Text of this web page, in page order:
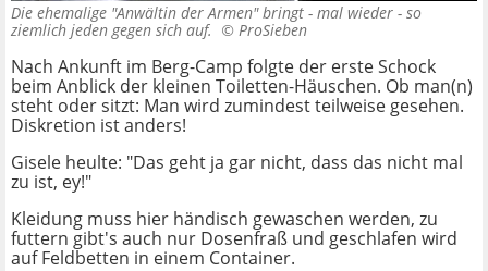
Die ehemalige "Anwältin der Armen" bringt - mal wieder - so
ziemlich jeden gegen sich auf. © ProSieben
Nach Ankunft im Berg-Camp folgte der erste Schock
beim Anblick der kleinen Toiletten-Häuschen. Ob man(n)
steht oder sitzt: Man wird zumindest teilweise gesehen.
Diskretion ist anders!
Gisele heulte: "Das geht ja gar nicht, dass das nicht mal
zu ist, ey!"
Kleidung muss hier händisch gewaschen werden, zu
futtern gibt's auch nur Dosenfraß und geschlafen wird
auf Feldbetten in einem Container.